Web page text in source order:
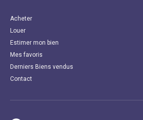
Acheter
Louer
Estimer mon bien
Mes favoris
Derniers Biens vendus
Contact